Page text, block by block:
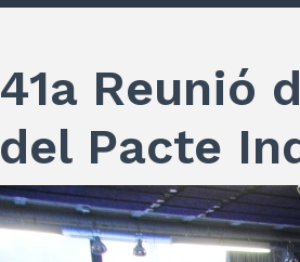
41a Reunió
del Pacte